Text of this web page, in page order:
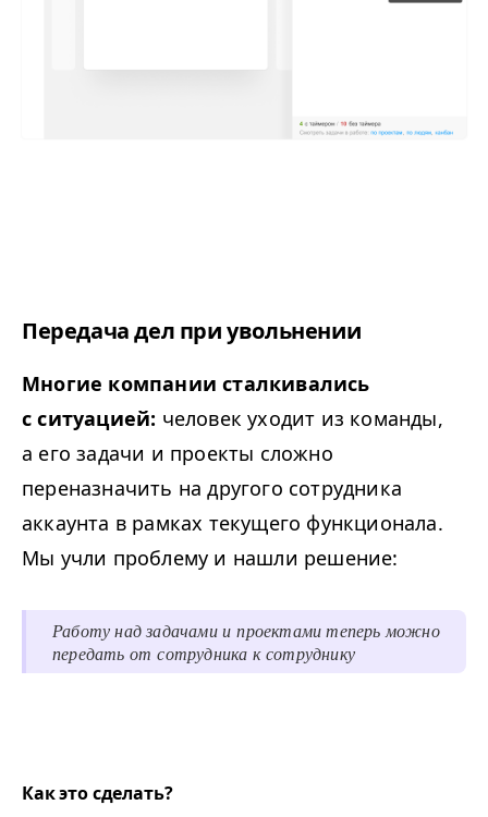
Передача дел при увольнении
Многие компании сталкивались
с ситуацией: человек уходит из команды,
а его задачи и проекты сложно
переназначить на другого сотрудника
аккаунта в рамках текущего функционала.
Мы учли проблему и нашли решение:
Работу над задачами и проектами теперь можно
передать от сотрудника к сотруднику
Как это сделать?